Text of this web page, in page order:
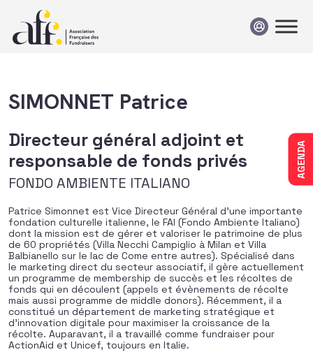
AGENDA
SIMONNET Patrice
Directeur général adjoint et
responsable de fonds privés
FONDO AMBIENTE ITALIANO
Patrice Simonnet est Vice Directeur Général d’une importante
fondation culturelle italienne, le FAI (Fondo Ambiente Italiano)
dont la mission est de gérer et valoriser le patrimoine de plus
de 60 propriétés (Villa Necchi Campiglio à Milan et Villa
Balbianello sur le lac de Come entre autres). Spécialisé dans
le marketing direct du secteur associatif, il gère actuellement
un programme de membership de succès et les récoltes de
fonds qui en découlent (appels et évènements de récolte
mais aussi programme de middle donors). Récemment, il a
constitué un département de marketing stratégique et
d’innovation digitale pour maximiser la croissance de la
récolte. Auparavant, il a travaillé comme fundraiser pour
ActionAid et Unicef, toujours en Italie.